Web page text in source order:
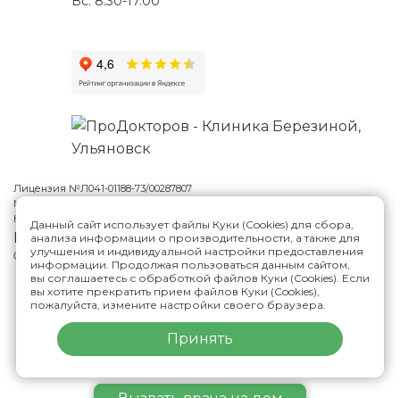
Лицензия №Л041-01188-73/00287807
Многопрофильная клиника Н.Березиной в Ульяновске
Карта сайта
Версия сайта для слабовидящих
Политика конфиденциальности
ИМЕЮТСЯ ПРОТИВОПОКАЗАНИЯ,
НЕОБХОДИМА КОНСУЛЬТАЦИЯ СПЕЦИАЛИСТА
Данный сайт использует файлы Куки (Cookies) для сбора,
анализа информации о производительности, а также для
улучшения и индивидуальной настройки предоставления
информации. Продолжая пользоваться данным сайтом,
вы соглашаетесь с обработкой файлов Куки (Cookies). Если
вы хотите прекратить прием файлов Куки (Cookies),
пожалуйста, измените настройки своего браузера.
Принять